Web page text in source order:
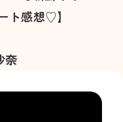
ト感想♡】
奈